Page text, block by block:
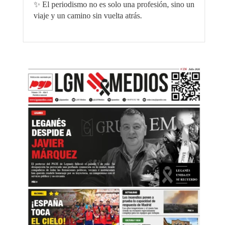
✨ El periodismo no es solo una profesión, sino un
viaje y un camino sin vuelta atrás.